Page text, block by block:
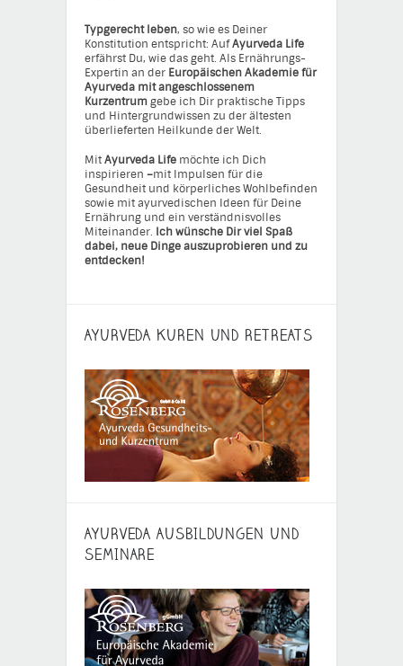
Typgerecht leben, so wie es Deiner
Konstitution entspricht: AufAyurveda Life
erfährst Du, wie das geht. Als Ernährungs-
Expertin an der Europäischen Akademie für
Ayurveda mit angeschlossenem
Kurzentrumgebe ich Dir praktische Tipps
und Hintergrundwissen zu der ältesten
überlieferten Heilkunde der Welt.
MitAyurveda Life möchte ich Dich
inspirieren –mit Impulsen für die
Gesundheit und körperliches Wohlbefinden
sowie mit ayurvedischen Ideen für Deine
Ernährung und ein verständnisvolles
Miteinander. Ich wünsche Dir viel Spaß
dabei, neue Dinge auszuprobieren und zu
entdecken!
AYURVEDA KUREN UND RETREATS
AYURVEDA AUSBILDUNGEN UND
SEMINARE